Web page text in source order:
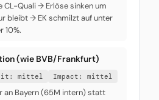
CL-Quali → Erlöse sinken um
bleibt → EK schmilzt auf unter
10%.
(wie BVB/Frankfurt)
mittel Impact: mittel
an Bayern (65M intern) statt